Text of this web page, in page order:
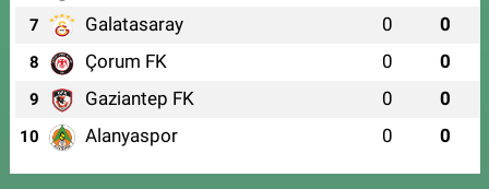
7 Galatasaray 0 0
8 Çorum FK 0 0
9 Gaziantep FK 0 0
10 Alanyaspor 0 0